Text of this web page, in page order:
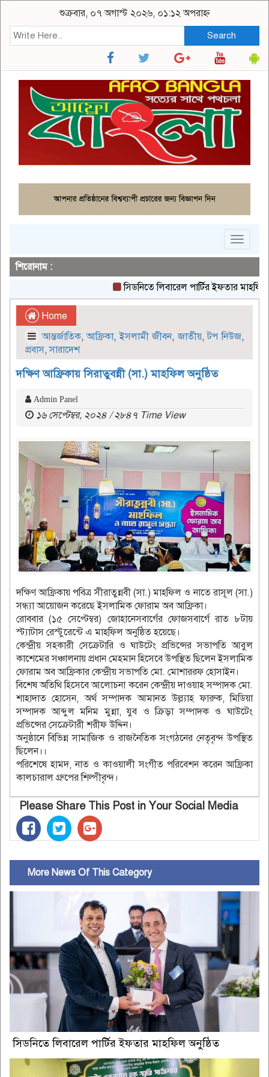
শুক্রবার, ০৭ অগাস্ট ২০২৬, ০১:১২ অপরাহ্ন
Search
Toggle
শিরোনাম :
সিডনিতে লিবারেল পার্টির ইফতার মাহফিল
Home
আন্তর্জাতিক,আফ্রিকা,ইসলামী জীবন,জাতীয়,টপ নিউজ,
প্রবাস,সারাদেশ
দক্ষিণ আফ্রিকায় সিরাতুবন্নী (সা.) মাহফিল অনুষ্ঠিত
Admin Panel
১৬ সেপ্টেম্বর, ২০২৪ / ২৮৪৭ Time View
দক্ষিণ আফ্রিকায় পবিত্র সীরাতুন্নবী (সা.) মাহফিল ও নাতে রাসূল (সা.)
সন্ধ্যা আয়োজন করেছে ইসলামিক ফোরাম অব আফ্রিকা।
রোববার (১৫ সেপ্টেম্বর) জোহানেসবার্গের ফোজসবার্গে রাত ৮টায়
স্ট্যাটাস রেস্টুরেন্টে এ মাহফিল অনুষ্ঠিত হয়েছে।
কেন্দ্রীয় সহকারী সেক্রেটারি ও ঘাউটেং প্রভিন্সের সভাপতি আবুল
কাশেমের সঞ্চালনায় প্রধান মেহমান হিসেবে উপস্থিত ছিলেন ইসলামিক
ফোরাম অব আফ্রিকার কেন্দ্রীয় সভাপতি মো. মোশাররফ হোসাইন।
বিশেষ অতিথি হিসেবে আলোচনা করেন কেন্দ্রীয় দাওয়াহ সম্পাদক মো.
শাহাদাত হোসেন, অর্থ সম্পাদক আমানত উল্ল্যাহ ফারুক, মিডিয়া
সম্পাদক আব্দুল মনিম মুন্না, যুব ও ক্রিড়া সম্পাদক ও ঘাউটেং
প্রভিন্সের সেক্রেটারী শরীফ উদ্দিন।
অনুষ্ঠানে বিভিন্ন সামাজিক ও রাজনৈতিক সংগঠনের নেতৃবৃন্দ উপস্থিত
ছিলেন।।
পরিশেষে হামদ, নাত ও কাওয়ালী সংগীত পরিবেশন করেন আফ্রিকা
কালচারাল গ্রুপের শিল্পীবৃন্দ।
Please Share This Post in Your Social Media
More News Of This Category
সিডনিতে লিবারেল পার্টির ইফতার মাহফিল অনুষ্ঠিত